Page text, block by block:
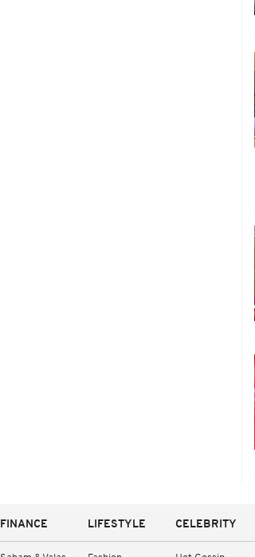
FINANCE LIFESTYLE CELEBRITY